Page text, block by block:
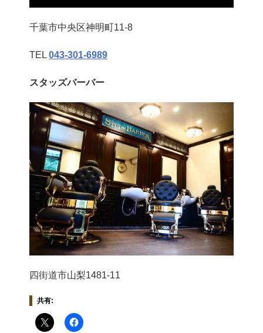
千葉市中央区神明町11-8
TEL 043‐301‐6989
スタッズバーバー
四街道市山梨1481-11
共有: